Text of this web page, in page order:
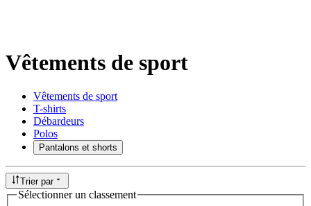
Vêtements de sport
Vêtements de sport
T-shirts
Débardeurs
Polos
Pantalons et shorts
Trier par
Sélectionner un classement